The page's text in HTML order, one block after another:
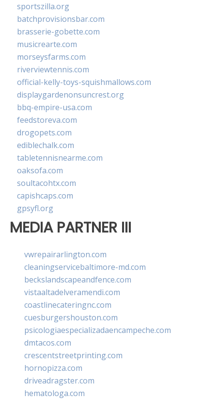
sportszilla.org
batchprovisionsbar.com
brasserie-gobette.com
musicrearte.com
morseysfarms.com
riverviewtennis.com
official-kelly-toys-squishmallows.com
displaygardenonsuncrest.org
bbq-empire-usa.com
feedstoreva.com
drogopets.com
ediblechalk.com
tabletennisnearme.com
oaksofa.com
soultacohtx.com
capishcaps.com
gpsyfl.org
MEDIA PARTNER III
vwrepairarlington.com
cleaningservicebaltimore-md.com
beckslandscapeandfence.com
vistaaltadelveramendi.com
coastlinecateringnc.com
cuesburgershouston.com
psicologiaespecializadaencampeche.com
dmtacos.com
crescentstreetprinting.com
hornopizza.com
driveadragster.com
hematologa.com